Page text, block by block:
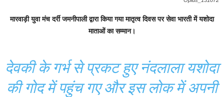
मारवाड़ी युवा मंच दर्री जमनीपाली द्वारा किया गया मातृत्व दिवस पर सेवा भारती में यशोदा
माताओं का सम्मान।
देवकी के गर्भ से प्रकट हुए नंदलाला यशोदा
की गोद में पहुंच गए और इस लोक में अपनी